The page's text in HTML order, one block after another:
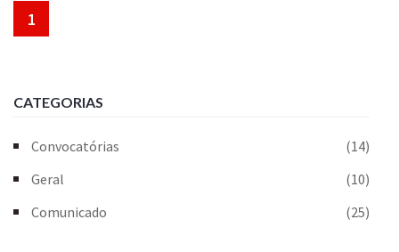
1
CATEGORIAS
Convocatórias
(14)
Geral
(10)
Comunicado
(25)